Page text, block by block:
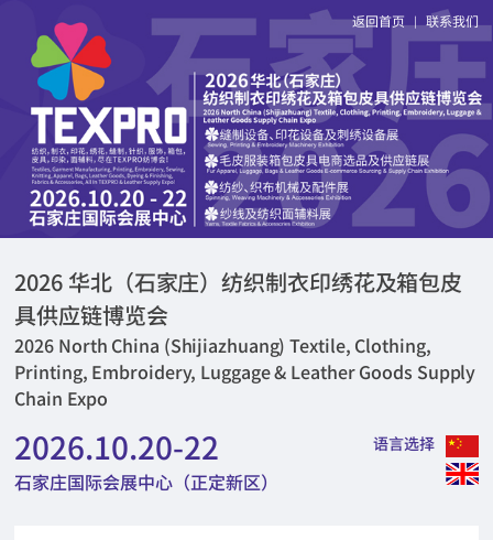
返回首页 | 联系我们
2026 华北（石家庄）纺织制衣印绣花及箱包皮
具供应链博览会
2026 North China (Shijiazhuang) Textile, Clothing,
Printing, Embroidery, Luggage & Leather Goods Supply
Chain Expo
2026.10.20-22
石家庄国际会展中心（正定新区）
语言选择